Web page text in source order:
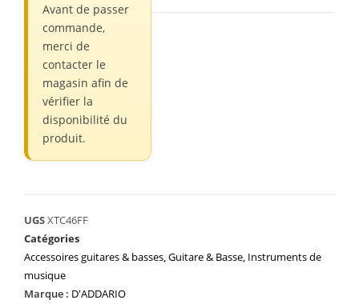
Avant de passer
commande,
merci de
contacter le
magasin afin de
vérifier la
disponibilité du
produit.
UGSXTC46FF
Catégories
Accessoires guitares & basses,Guitare & Basse, Instruments de
musique
Marque : D'ADDARIO